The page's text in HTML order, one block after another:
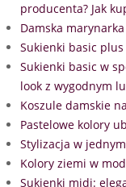
producenta? Jak
Damska
Sukienki basic
Sukienki basic w
look z wygodnym
Koszule damskie
Pastelowe kolory
Stylizacja w
Kolory ziemi w
Sukienki midi: